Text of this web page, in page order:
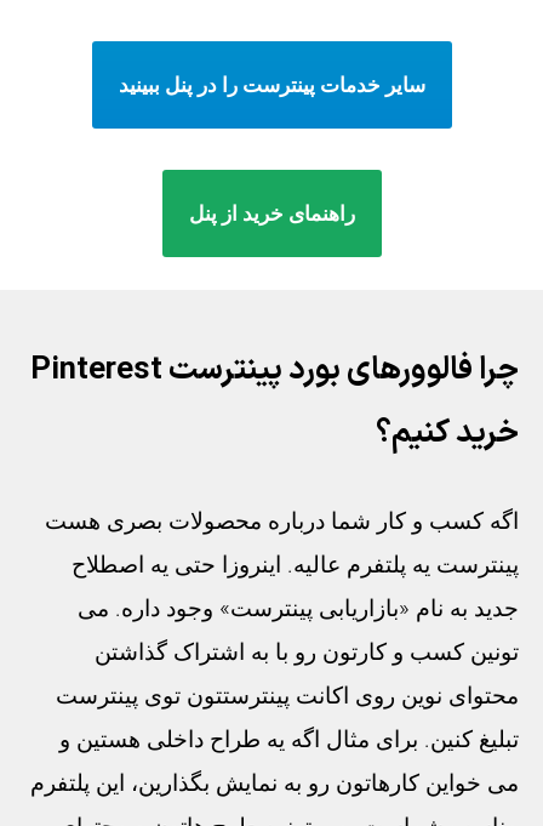
سایر خدمات پینترست را در پنل ببینید
راهنمای خرید از پنل
چرا فالوورهای بورد پینترست Pinterest
خرید کنیم؟
اگه کسب و کار شما درباره محصولات بصری هست
پینترست یه پلتفرم عالیه. اینروزا حتی یه اصطلاح
جدید به نام «بازاریابی پینترست» وجود داره. می
تونین کسب و کارتون رو با به اشتراک گذاشتن
محتوای نوین روی اکانت پینترستتون توی پینترست
تبلیغ کنین. برای مثال اگه یه طراح داخلی هستین و
می خواین کارهاتون رو به نمایش بگذارین، این پلتفرم